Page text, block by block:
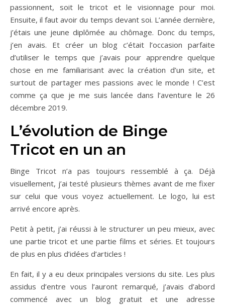
passionnent, soit le tricot et le visionnage pour moi.
Ensuite, il faut avoir du temps devant soi. L’année dernière,
j’étais une jeune diplômée au chômage. Donc du temps,
j’en avais. Et créer un blog c’était l’occasion parfaite
d’utiliser le temps que j’avais pour apprendre quelque
chose en me familiarisant avec la création d’un site, et
surtout de partager mes passions avec le monde ! C’est
comme ça que je me suis lancée dans l’aventure le 26
décembre 2019.
L’évolution de Binge
Tricot en un an
Binge Tricot n’a pas toujours ressemblé à ça. Déjà
visuellement, j’ai testé plusieurs thèmes avant de me fixer
sur celui que vous voyez actuellement. Le logo, lui est
arrivé encore après.
Petit à petit, j’ai réussi à le structurer un peu mieux, avec
une partie tricot et une partie films et séries. Et toujours
de plus en plus d’idées d’articles !
En fait, il y a eu deux principales versions du site. Les plus
assidus d’entre vous l’auront remarqué, j’avais d’abord
commencé avec un blog gratuit et une adresse